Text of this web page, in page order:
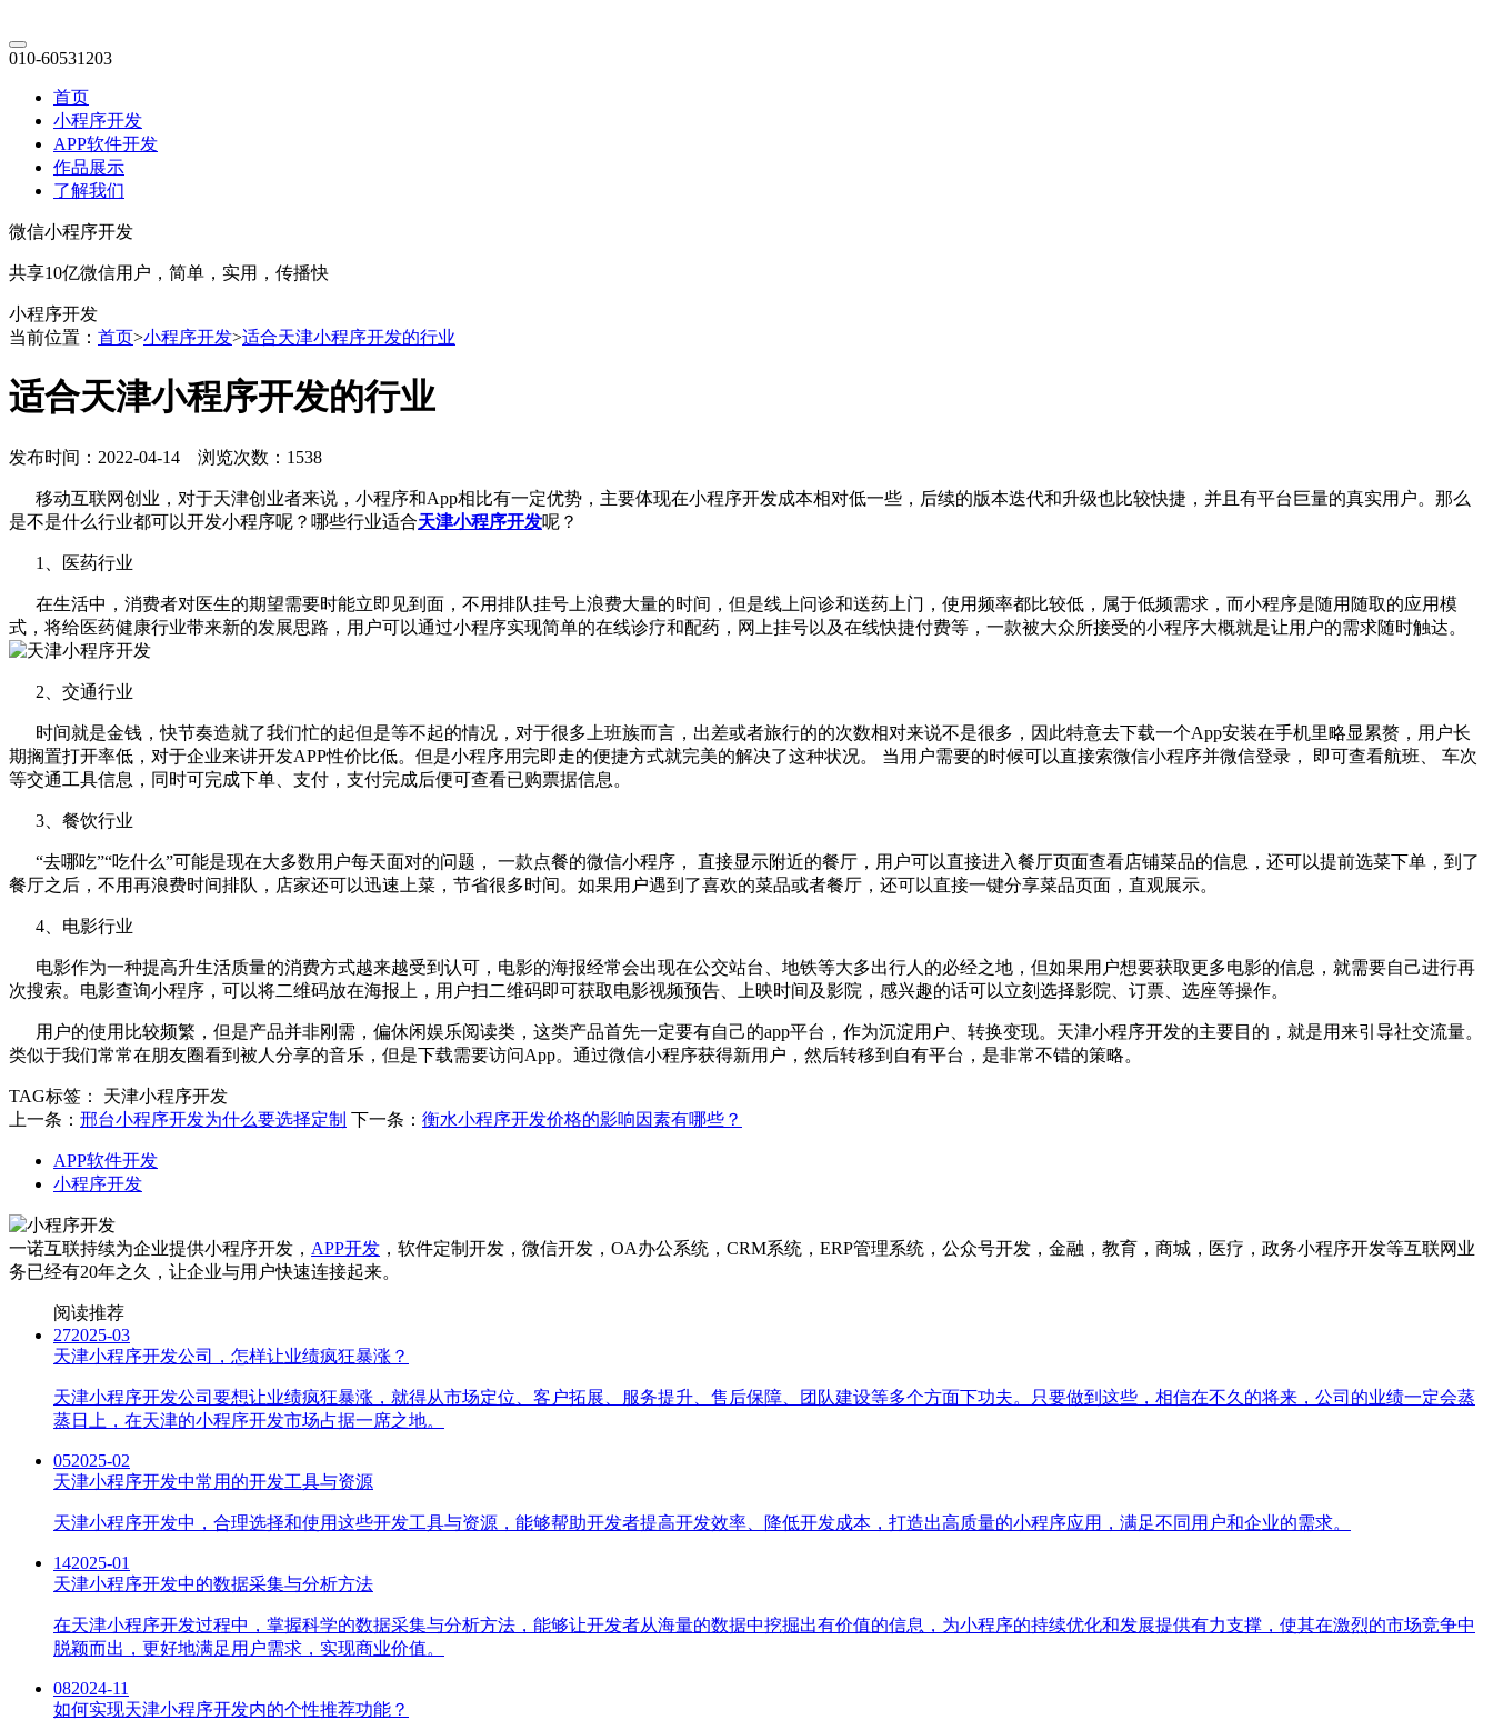
010-60531203
首页
小程序开发
APP软件开发
作品展示
了解我们
微信小程序开发
共享10亿微信用户，简单，实用，传播快
小程序开发
当前位置： 首页>小程序开发>适合天津小程序开发的行业
适合天津小程序开发的行业
发布时间：2022-04-14 浏览次数：1538
移动互联网创业，对于天津创业者来说，小程序和App相比有一定优势，主要体现在小程序开发成本相对低一些，后续的版本迭代和升级也比较快捷，并且有平台巨量的真实用户。那么
是不是什么行业都可以开发小程序呢？哪些行业适合天津小程序开发呢？
1、医药行业
在生活中，消费者对医生的期望需要时能立即见到面，不用排队挂号上浪费大量的时间，但是线上问诊和送药上门，使用频率都比较低，属于低频需求，而小程序是随用随取的应用模
式，将给医药健康行业带来新的发展思路，用户可以通过小程序实现简单的在线诊疗和配药，网上挂号以及在线快捷付费等，一款被大众所接受的小程序大概就是让用户的需求随时触达。
2、交通行业
时间就是金钱，快节奏造就了我们忙的起但是等不起的情况，对于很多上班族而言，出差或者旅行的的次数相对来说不是很多，因此特意去下载一个App安装在手机里略显累赘，用户长
期搁置打开率低，对于企业来讲开发APP性价比低。但是小程序用完即走的便捷方式就完美的解决了这种状况。 当用户需要的时候可以直接索微信小程序并微信登录， 即可查看航班、 车次
等交通工具信息，同时可完成下单、支付，支付完成后便可查看已购票据信息。
3、餐饮行业
“去哪吃”“吃什么”可能是现在大多数用户每天面对的问题， 一款点餐的微信小程序， 直接显示附近的餐厅，用户可以直接进入餐厅页面查看店铺菜品的信息，还可以提前选菜下单，到了
餐厅之后，不用再浪费时间排队，店家还可以迅速上菜，节省很多时间。如果用户遇到了喜欢的菜品或者餐厅，还可以直接一键分享菜品页面，直观展示。
4、电影行业
电影作为一种提高升生活质量的消费方式越来越受到认可，电影的海报经常会出现在公交站台、地铁等大多出行人的必经之地，但如果用户想要获取更多电影的信息，就需要自己进行再
次搜索。电影查询小程序，可以将二维码放在海报上，用户扫二维码即可获取电影视频预告、上映时间及影院，感兴趣的话可以立刻选择影院、订票、选座等操作。
用户的使用比较频繁，但是产品并非刚需，偏休闲娱乐阅读类，这类产品首先一定要有自己的app平台，作为沉淀用户、转换变现。天津小程序开发的主要目的，就是用来引导社交流量。
类似于我们常常在朋友圈看到被人分享的音乐，但是下载需要访问App。通过微信小程序获得新用户，然后转移到自有平台，是非常不错的策略。
TAG标签：
天津小程序开发
上一条： 邢台小程序开发为什么要选择定制 下一条： 衡水小程序开发价格的影响因素有哪些？
APP软件开发
小程序开发
一诺互联持续为企业提供小程序开发， APP开发 ，软件定制开发，微信开发，OA办公系统，CRM系统，ERP管理系统，公众号开发，金融，教育，商城，医疗，政务小程序开发等互联网业
务已经有20年之久，让企业与用户快速连接起来。
阅读推荐
272025-03
天津小程序开发公司，怎样让业绩疯狂暴涨？
天津小程序开发公司要想让业绩疯狂暴涨，就得从市场定位、客户拓展、服务提升、售后保障、团队建设等多个方面下功夫。只要做到这些，相信在不久的将来，公司的业绩一定会蒸
蒸日上，在天津的小程序开发市场占据一席之地。
052025-02
天津小程序开发中常用的开发工具与资源
天津小程序开发中，合理选择和使用这些开发工具与资源，能够帮助开发者提高开发效率、降低开发成本，打造出高质量的小程序应用，满足不同用户和企业的需求。
142025-01
天津小程序开发中的数据采集与分析方法
在天津小程序开发过程中，掌握科学的数据采集与分析方法，能够让开发者从海量的数据中挖掘出有价值的信息，为小程序的持续优化和发展提供有力支撑，使其在激烈的市场竞争中
脱颖而出，更好地满足用户需求，实现商业价值。
082024-11
如何实现天津小程序开发内的个性推荐功能？